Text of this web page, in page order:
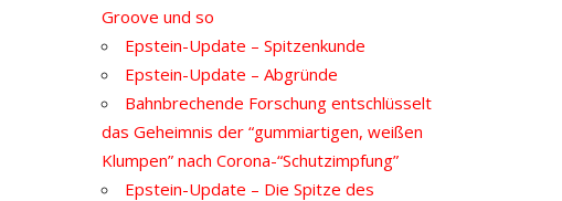
Groove und so
Epstein-Update – Spitzenkunde
Epstein-Update – Abgründe
Bahnbrechende Forschung entschlüsselt
das Geheimnis der “gummiartigen, weißen
Klumpen” nach Corona-“Schutzimpfung”
Epstein-Update – Die Spitze des